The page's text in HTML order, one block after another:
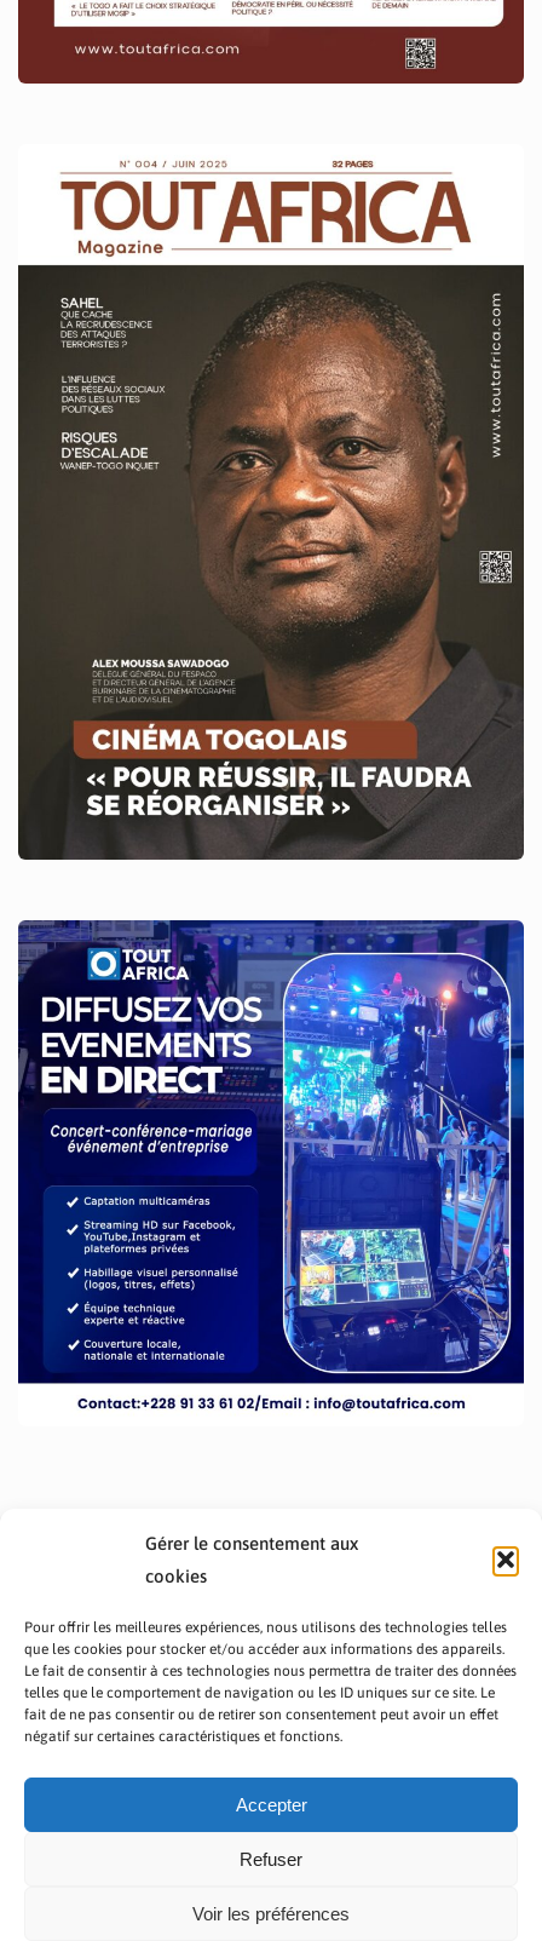
Gérer le consentement aux
cookies
Pour offrir les meilleures expériences, nous utilisons des technologies telles
que les cookies pour stocker et/ou accéder aux informations des appareils.
Le fait de consentir à ces technologies nous permettra de traiter des données
telles que le comportement de navigation ou les ID uniques sur ce site. Le
fait de ne pas consentir ou de retirer son consentement peut avoir un effet
négatif sur certaines caractéristiques et fonctions.
Accepter
Refuser
Voir les préférences
PRÉSENTATION TOUTAFRICA
A PROPOS
Copyright © 2023 TOUT AFRICA | Made by